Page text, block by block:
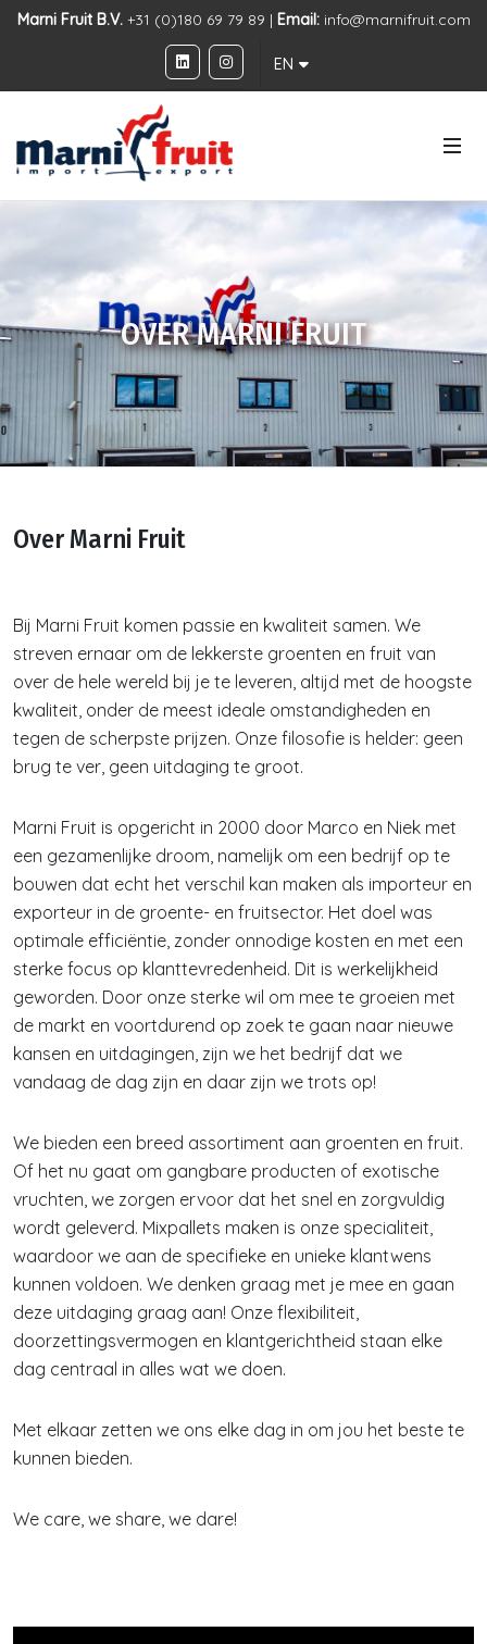
Marni Fruit B.V.+31 (0)180 69 79 89 | Email: info@marnifruit.com
EN
OVER MARNI FRUIT
Over Marni Fruit
Bij Marni Fruit komen passie en kwaliteit samen. We
streven ernaar om de lekkerste groenten en fruit van
over de hele wereld bij je te leveren, altijd met de hoogste
kwaliteit, onder de meest ideale omstandigheden en
tegen de scherpste prijzen. Onze filosofie is helder: geen
brug te ver, geen uitdaging te groot.
Marni Fruit is opgericht in 2000 door Marco en Niek met
een gezamenlijke droom, namelijk om een bedrijf op te
bouwen dat echt het verschil kan maken als importeur en
exporteur in de groente- en fruitsector. Het doel was
optimale efficiëntie, zonder onnodige kosten en met een
sterke focus op klanttevredenheid. Dit is werkelijkheid
geworden. Door onze sterke wil om mee te groeien met
de markt en voortdurend op zoek te gaan naar nieuwe
kansen en uitdagingen, zijn we het bedrijf dat we
vandaag de dag zijn en daar zijn we trots op!
We bieden een breed assortiment aan groenten en fruit.
Of het nu gaat om gangbare producten of exotische
vruchten, we zorgen ervoor dat het snel en zorgvuldig
wordt geleverd. Mixpallets maken is onze specialiteit,
waardoor we aan de specifieke en unieke klantwens
kunnen voldoen. We denken graag met je mee en gaan
deze uitdaging graag aan! Onze flexibiliteit,
doorzettingsvermogen en klantgerichtheid staan elke
dag centraal in alles wat we doen.
Met elkaar zetten we ons elke dag in om jou het beste te
kunnen bieden.
We care, we share, we dare!